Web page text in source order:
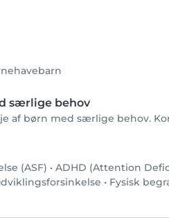
særlige behov
af børn med særlige behov.
(ASF) • ADHD (Attention
• Fysisk